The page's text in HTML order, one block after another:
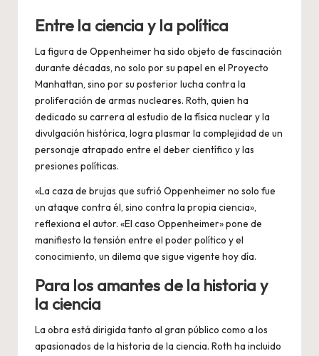
Entre la ciencia y la política
La figura de Oppenheimer ha sido objeto de fascinación
durante décadas, no solo por su papel en el Proyecto
Manhattan, sino por su posterior lucha contra la
proliferación de armas nucleares. Roth, quien ha
dedicado su carrera al estudio de la física nuclear y la
divulgación histórica, logra plasmar la complejidad de un
personaje atrapado entre el deber científico y las
presiones políticas.
«La caza de brujas que sufrió Oppenheimer no solo fue
un ataque contra él, sino contra la propia ciencia»,
reflexiona el autor. «El caso Oppenheimer» pone de
manifiesto la tensión entre el poder político y el
conocimiento, un dilema que sigue vigente hoy día.
Para los amantes de la historia y
la ciencia
La obra está dirigida tanto al gran público como a los
apasionados de la historia de la ciencia. Roth ha incluido